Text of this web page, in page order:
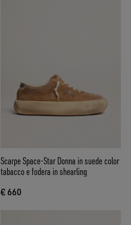
Scarpe Space-Star Donna in suede color
tabacco e fodera in shearling
€ 660